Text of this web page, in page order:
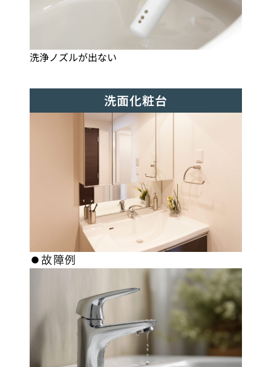
洗浄ノズルが出ない
洗面化粧台
⚫︎故障例